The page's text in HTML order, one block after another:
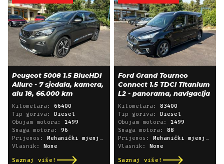
Peugeot 5008 1.5 BlueHDI
Allure - 7 sjedala, kamera,
alu 18, 66.000 km
Kilometara: 66400
Tip goriva: Diesel
Obujam motora: 1499
Snaga motora: 96
Prijenos: Mehanički mjenjač
Vlasnik: None
Saznaj više!
Ford Grand Tourneo
Connect 1.5 TDCi Titanium
L2 - panorama, navigacija
Kilometara: 83400
Tip goriva: Diesel
Obujam motora: 1499
Snaga motora: 88
Prijenos: Mehanički mjenjač
Vlasnik: None
Saznaj više!